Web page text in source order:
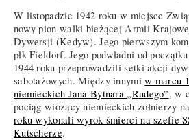
W listopadzie 1942 roku w miejsce
nowy pion walki bieżącej Armii
Dywersji (Kedyw). Jego pierwszym
płk Fieldorf. Jego podwładni od
1944 roku przeprowadzili setki akcji
sabotażowych. Między innymiw marcu
niemieckich Jana Bytnara „Rudego”, w
pociąg wiozący niemieckich żołnierzy
roku wykonali wyrok śmierci na szefie
Kutscherze.